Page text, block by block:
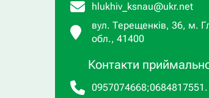
hlukhiv_ksnau@ukr.net
вул. Терещенків, 36, м.
обл., 41400
Контакти
0957074668;0684817551 .